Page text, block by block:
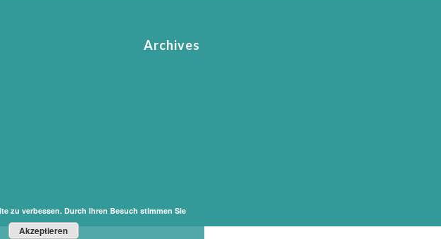
Archives
zu verbessen. Durch Ihren Besuch stimmen Sie
Akzeptieren